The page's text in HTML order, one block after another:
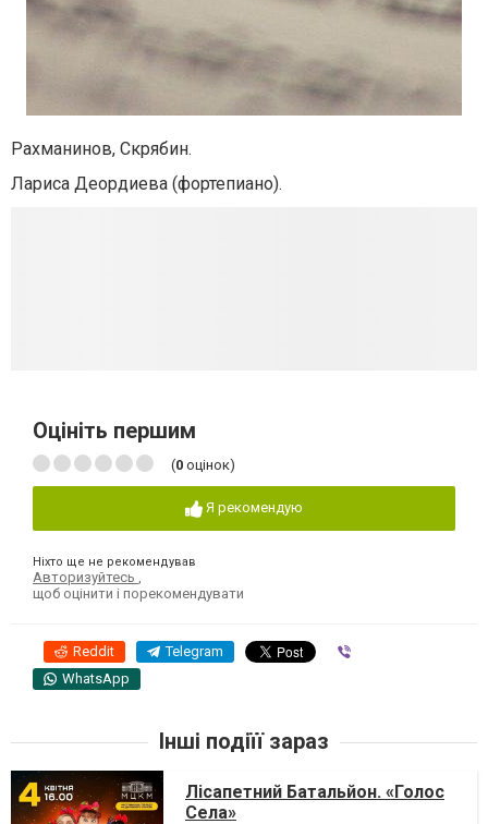
Рахманинов, Скрябин.
Лариса Деордиева (фортепиано).
Оцініть першим
(0 оцінок)
Я рекомендую
Ніхто ще не рекомендував
Авторизуйтесь
щоб оцінити і порекомендувати
Reddit Telegram
WhatsApp
Інші подіїї зараз
Лісапетний Батальйон. «Голос
Села»